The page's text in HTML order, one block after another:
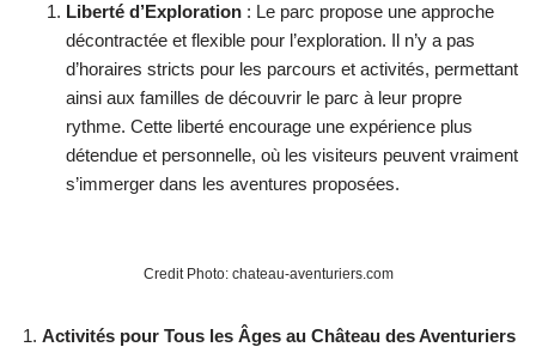
Liberté d’Exploration : Le parc propose une approche
décontractée et flexible pour l’exploration. Il n’y a pas
d’horaires stricts pour les parcours et activités, permettant
ainsi aux familles de découvrir le parc à leur propre
rythme. Cette liberté encourage une expérience plus
détendue et personnelle, où les visiteurs peuvent vraiment
s’immerger dans les aventures proposées.
Credit Photo: chateau-aventuriers.com
Activités pour Tous les Âges au Château des Aventuriers